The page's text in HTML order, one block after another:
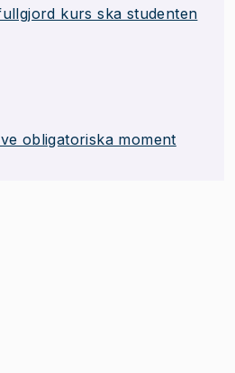
kurs ska studenten
obligatoriska moment